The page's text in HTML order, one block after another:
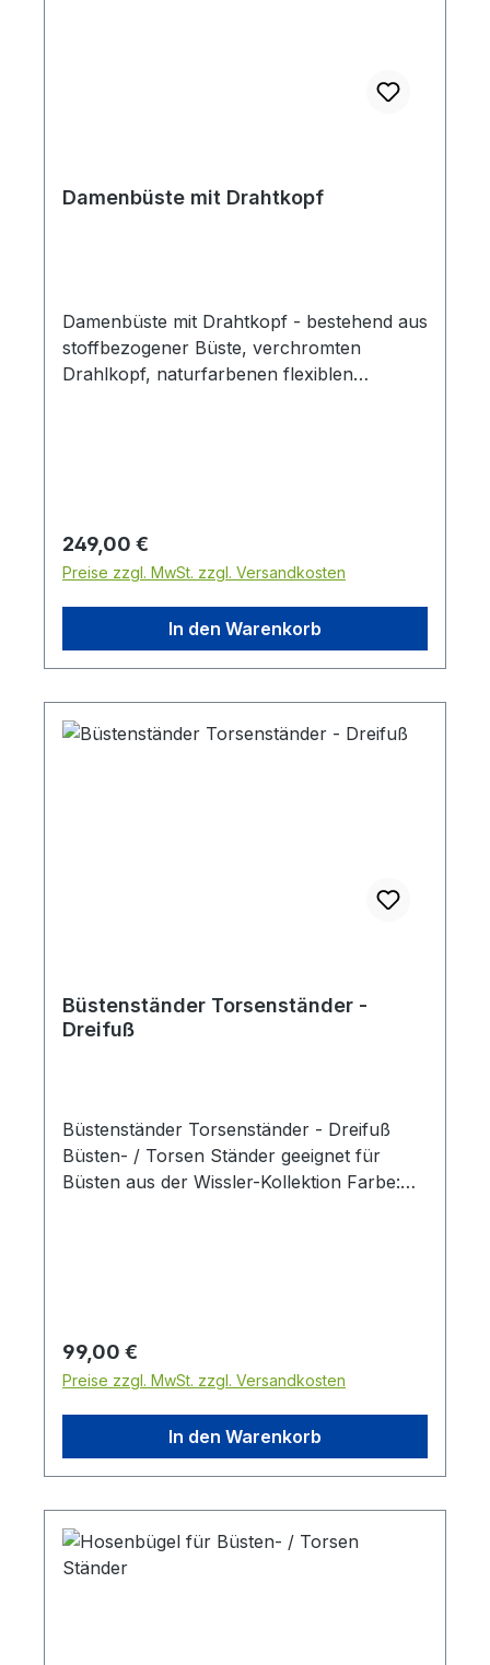
Damenbüste mit Drahtkopf
Damenbüste mit Drahtkopf - bestehend aus
stoffbezogener Büste, verchromten
Drahlkopf, naturfarbenen flexiblen
Regulärer Preis:
249,00 €
Preise zzgl. MwSt. zzgl. Versandkosten
In den Warenkorb
Büstenständer Torsenständer -
Dreifuß
Büstenständer Torsenständer - Dreifuß
Büsten- / Torsen Ständer geeignet für
Büsten aus der Wissler-Kollektion Farbe:
Regulärer Preis:
99,00 €
Preise zzgl. MwSt. zzgl. Versandkosten
In den Warenkorb